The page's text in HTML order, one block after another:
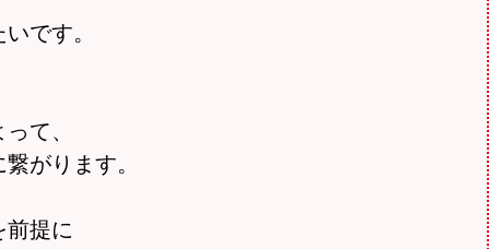
です。
て、
がります。
前提に